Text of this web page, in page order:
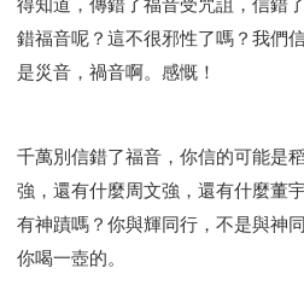
耶和華是引導我的牧羊人。
謹慎
001B課程 - 解開迷思課程
001C課
004課程 - 華人命定神學理念
103課程 - 聖經學習中階
201課程
301課程 - 領袖實操課程
302課程
308課程 - 牧養理論基礎培訓
Y132課程 - 職業策劃
得知道，傳錯了福音受咒詛，信錯
錯福音呢？這不很邪性了嗎？我們
是災音，禍音啊。感慨！
千萬別信錯了福音，你信的可能是
強，還有什麼周文強，還有什麼董
有神蹟嗎？你與輝同行，不是與神
你喝一壺的。